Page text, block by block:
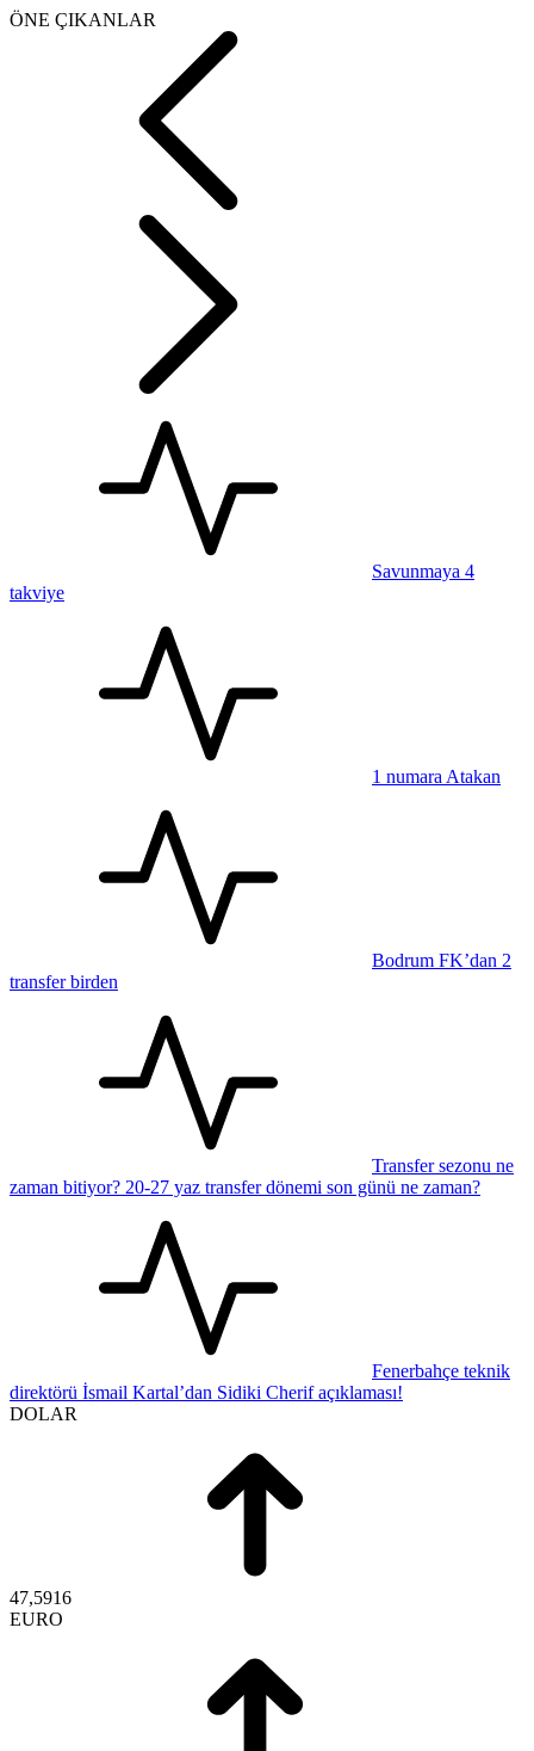
ÖNE ÇIKANLAR
Savunmaya 4
takviye
1 numara Atakan
Bodrum FK’dan 2
transfer birden
Transfer sezonu ne
zaman bitiyor? 20-27 yaz transfer dönemi son günü ne zaman?
Fenerbahçe teknik
direktörü İsmail Kartal’dan Sidiki Cherif açıklaması!
DOLAR
47,5916
EURO